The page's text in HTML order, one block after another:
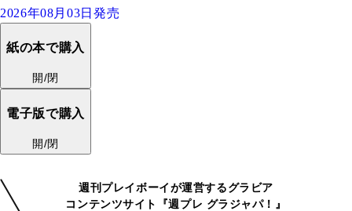
2026年08月03日発売
紙の本で購入
開/閉
電子版で購入
開/閉
週刊プレイボーイが運営するグラビア
コンテンツサイト『週プレ グラジャパ！』